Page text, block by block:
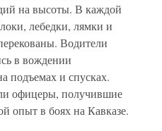
на высоты. В каждой
лебедки, лямки и
Водители
в вождении
подъемах и спусках.
офице­ры, получившие
опыт в боях на Кав­казе.